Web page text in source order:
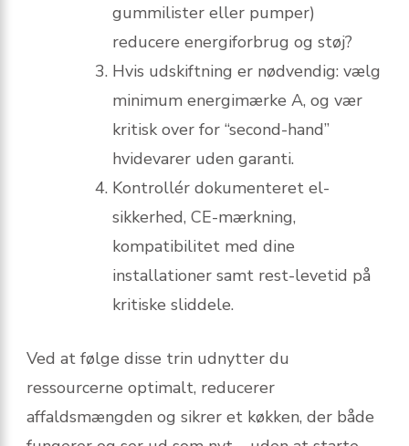
gummilister eller pumper)
reducere energiforbrug og støj?
Hvis udskiftning er nødvendig: vælg
minimum energimærke A, og vær
kritisk over for “second-hand”
hvidevarer uden garanti.
Kontrollér dokumenteret el-
sikkerhed, CE-mærkning,
kompatibilitet med dine
installationer samt rest-levetid på
kritiske sliddele.
Ved at følge disse trin udnytter du
ressourcerne optimalt, reducerer
affaldsmængden og sikrer et køkken, der både